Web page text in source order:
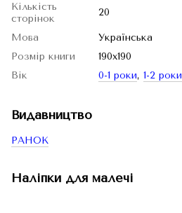
Кількість
сторінок
20
Мова
Українська
Розмір книги
190х190
Вік
0-1 роки, 1-2 роки
Видавництво
РАНОК
Наліпки для малечі